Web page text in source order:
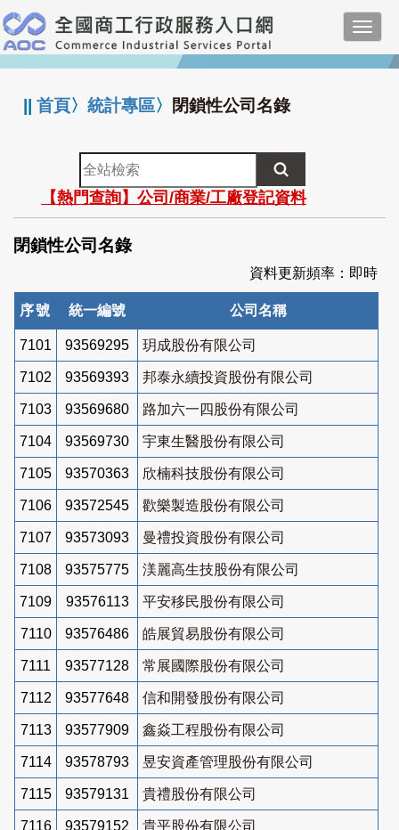
跳
到
主
要
:::
||首頁〉統計專區〉 閉鎖性公司名錄
全
站
檢
索
【熱門查詢】公司/商業/工廠登記資料
閉鎖性公司名錄
資料更新頻率：即時
序號 統一編號 公司名稱
7101 93569295 玥成股份有限公司
7102 93569393 邦泰永續投資股份有限公司
7103 93569680 路加六一四股份有限公司
7104 93569730 宇東生醫股份有限公司
7105 93570363 欣楠科技股份有限公司
7106 93572545 歡樂製造股份有限公司
7107 93573093 曼禮投資股份有限公司
7108 93575775 渼麗高生技股份有限公司
7109 93576113 平安移民股份有限公司
7110 93576486 皓展貿易股份有限公司
7111 93577128 常展國際股份有限公司
7112 93577648 信和開發股份有限公司
7113 93577909 鑫焱工程股份有限公司
7114 93578793 昱安資產管理股份有限公司
7115 93579131 貴禮股份有限公司
7116 93579152 貴平股份有限公司